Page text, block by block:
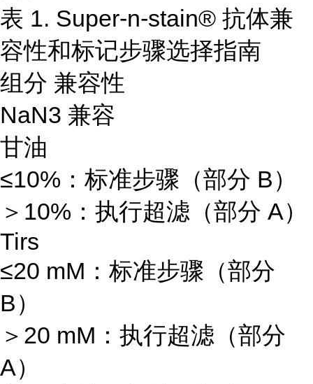
表 1. Super-n-stain® 抗体兼
容性和标记步骤选择指南
组分 兼容性
NaN3 兼容
甘油
≤10%：标准步骤（部分 B）
＞10%：执行超滤（部分 A）
Tirs
≤20 mM：标准步骤（部分
B）
＞20 mM：执行超滤（部分
A）